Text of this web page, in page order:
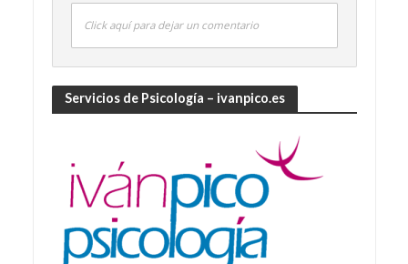
Click aquí para dejar un comentario
Servicios de Psicología – ivanpico.es